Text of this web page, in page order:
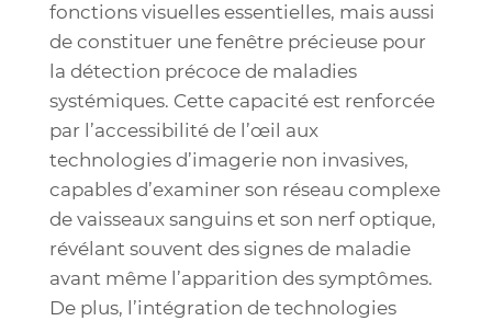
fonctions visuelles essentielles, mais aussi
de constituer une fenêtre précieuse pour
la détection précoce de maladies
systémiques. Cette capacité est renforcée
par l’accessibilité de l’œil aux
technologies d’imagerie non invasives,
capables d’examiner son réseau complexe
de vaisseaux sanguins et son nerf optique,
révélant souvent des signes de maladie
avant même l’apparition des symptômes.
De plus, l’intégration de technologies